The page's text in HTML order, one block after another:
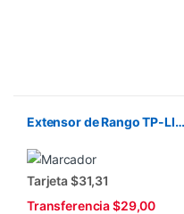
Extensor de Rango TP-LINK AC1200 RE305 Wi-Fi
Tarjeta $31,31
Transferencia $29,00